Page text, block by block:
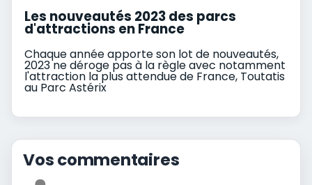
Les nouveautés 2023 des parcs
d'attractions en France
Chaque année apporte son lot de nouveautés,
2023 ne déroge pas à la règle avec notamment
l'attraction la plus attendue de France, Toutatis
au Parc Astérix
Vos commentaires